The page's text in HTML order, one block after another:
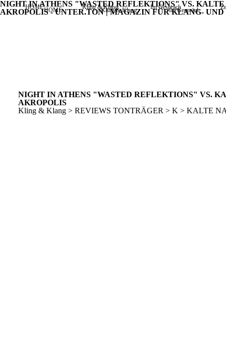
NIGHT IN ATHENS "WASTED REFLEKTIONS" VS.
AKROPOLIS - UNTER.TON | MAGAZIN FÜR KLANG-
HOME Kling & Klang Im Gespräch
HOME Kling & Klang Im Gespräch
NIGHT IN ATHENS "WASTED REFLEKTIONS" VS.
AKROPOLIS
Kling & Klang > REVIEWS TONTRÄGER > K > KALTE